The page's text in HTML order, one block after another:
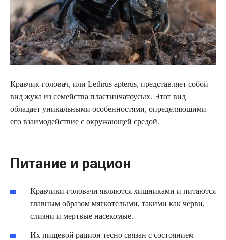
Кравчик-головач, или Lethrus apterus, представляет собой
вид жука из семейства пластинчатоусых. Этот вид
обладает уникальными особенностями, определяющими
его взаимодействие с окружающей средой.
Питание и рацион
Кравчики-головачи являются хищниками и питаются
главным образом мягкотелыми, такими как черви,
слизни и мертвые насекомые.
Их пищевой рацион тесно связан с состоянием